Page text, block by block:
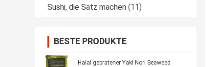
Sushi, die Satz machen (11)
BESTE PRODUKTE
Halal gebratener Yaki Nori Seaweed